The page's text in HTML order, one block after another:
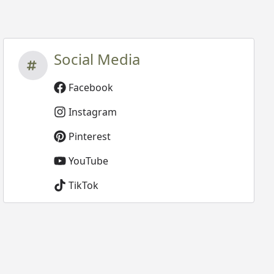
Social Media
Facebook
Instagram
Pinterest
YouTube
TikTok